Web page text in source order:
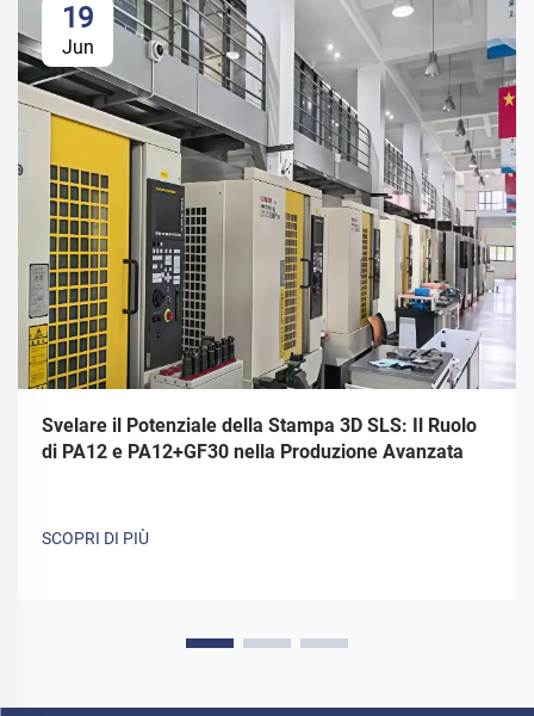
19
Jun
Svelare il Potenziale della Stampa 3D SLS: Il Ruolo
di PA12 e PA12+GF30 nella Produzione Avanzata
SCOPRI DI PIÙ